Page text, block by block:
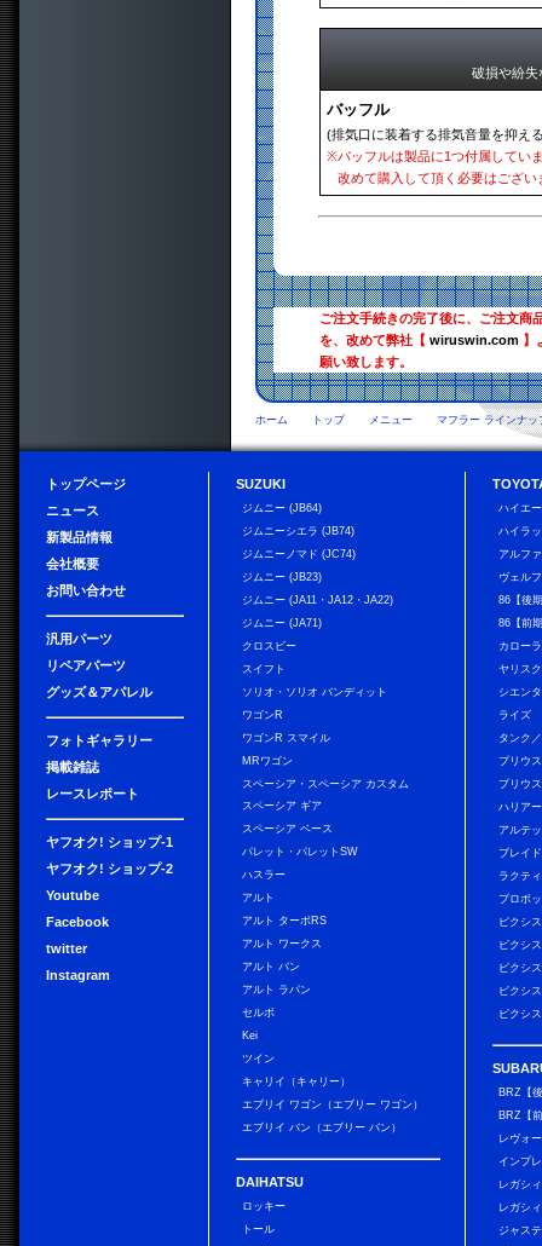
破損や紛失
バッフル
(排気口に装着する排気音量を抑え
※バッフルは製品に1つ付属してい
改めて購入して頂く必要はござい
ご注文手続きの完了後に、ご注文商
を、改めて弊社【 wiruswin.com】
願い致します。
ホーム トップ メニュー マフラー ラインナッ
トップページ
ニュース
新製品情報
会社概要
お問い合わせ
汎用パーツ
リペアパーツ
グッズ＆アパレル
フォトギャラリー
掲載雑誌
レースレポート
ヤフオク! ショップ-1
ヤフオク! ショップ-2
Youtube
Facebook
twitter
Instagram
SUZUKI
ジムニー (JB64)
ジムニーシエラ (JB74)
ジムニーノマド (JC74)
ジムニー (JB23)
ジムニー (JA11・JA12・JA22)
ジムニー (JA71)
クロスビー
スイフト
ソリオ・ソリオ バンディット
ワゴンR
ワゴンR スマイル
MRワゴン
スペーシア・スペーシア カスタム
スペーシア ギア
スペーシア ベース
パレット・パレットSW
ハスラー
アルト
アルト ターボRS
アルト ワークス
アルト バン
アルト ラパン
セルボ
Kei
ツイン
キャリイ（キャリー）
エブリイ ワゴン（エブリー ワゴン）
エブリイ バン（エブリー バン）
DAIHATSU
ロッキー
トール
ハイエ
ハイラ
アルフ
ヴェル
86【後
86【前
カロー
ヤリス
シエンタ
ライズ
タンク
プリウス
プリウ
ハリアー
アルテ
ブレイド
ラクテ
プロボ
ピクシ
ピクシ
ピクシ
ピクシ
ピクシ
BRZ【
BRZ【
レヴォ
インプ
レガシ
レガシ
ジャス